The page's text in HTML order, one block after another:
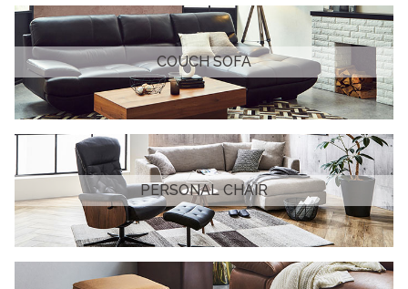
COUCH SOFA
PERSONAL CHAIR